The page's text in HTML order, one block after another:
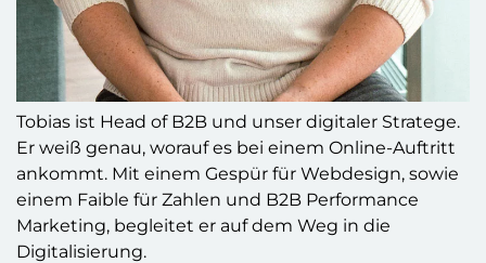
Tobias ist Head of B2B und unser digitaler Stratege.
Er weiß genau, worauf es bei einem Online-Auftritt
ankommt. Mit einem Gespür für Webdesign, sowie
einem Faible für Zahlen und B2B Performance
Marketing, begleitet er auf dem Weg in die
Digitalisierung.